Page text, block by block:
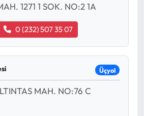
1271 1 SOK. NO:2 1A
0 (232) 507 35 07
Üçyol
MAH. NO:76 C